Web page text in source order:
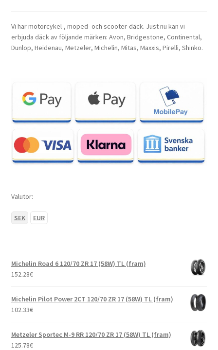
Vi har motorcykel-, moped- och scooter-däck. Just nu kan vi
erbjuda däck av följande märken: Avon, Bridgestone, Continental,
Dunlop, Heidenau, Metzeler, Michelin, Mitas, Maxxis, Pirelli, Shinko.
Valutor:
SEK EUR
Michelin Road 6 120/70 ZR 17 (58W) TL (fram)
152.28€
Michelin Pilot Power 2CT 120/70 ZR 17 (58W) TL (fram)
102.33€
Metzeler Sportec M-9 RR 120/70 ZR 17 (58W) TL (fram)
125.78€